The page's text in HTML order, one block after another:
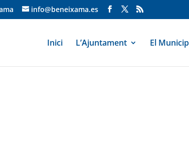
info@beneixama.es
Inici L’Ajuntament El